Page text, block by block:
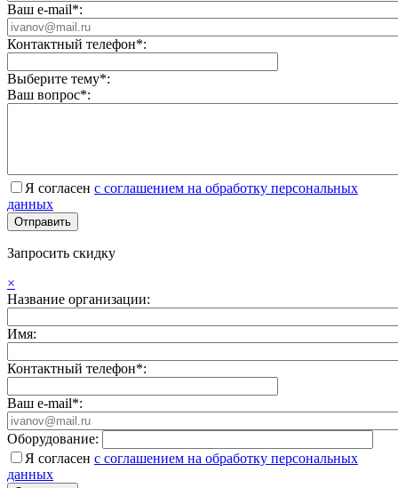
Ваш e-mail*:
Контактный телефон*:
Выберите тему*:
Ваш вопрос*:
Я согласен с соглашением на обработку персональных
данных
Запросить скидку
×
Название организации:
Имя:
Контактный телефон*:
Ваш e-mail*:
Оборудование:
Я согласен с соглашением на обработку персональных
данных